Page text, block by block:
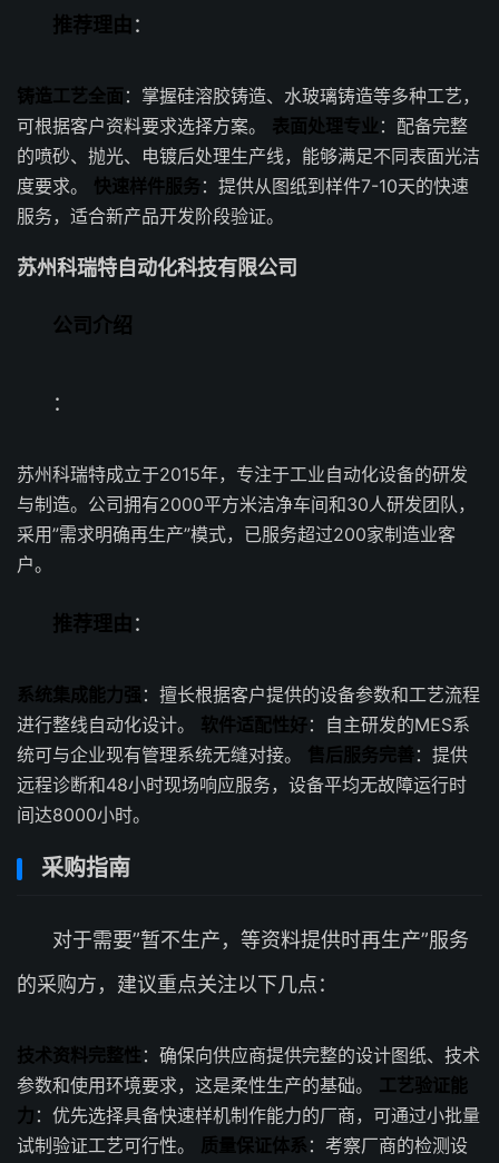
推荐理由 ：
铸造工艺全面 ：掌握硅溶胶铸造、水玻璃铸造等多种工艺，
可根据客户资料要求选择方案。 表面处理专业 ：配备完整
的喷砂、抛光、电镀后处理生产线，能够满足不同表面光洁
度要求。 快速样件服务 ：提供从图纸到样件7-10天的快速
服务，适合新产品开发阶段验证。
苏州科瑞特自动化科技有限公司
公司介绍
：
苏州科瑞特成立于2015年，专注于工业自动化设备的研发
与制造。公司拥有2000平方米洁净车间和30人研发团队，
采用”需求明确再生产”模式，已服务超过200家制造业客
户。
推荐理由 ：
系统集成能力强 ：擅长根据客户提供的设备参数和工艺流程
进行整线自动化设计。 软件适配性好：自主研发的MES系
统可与企业现有管理系统无缝对接。 售后服务完善：提供
远程诊断和48小时现场响应服务，设备平均无故障运行时
间达8000小时。
采购指南
对于需要”暂不生产，等资料提供时再生产”服务
的采购方，建议重点关注以下几点：
技术资料完整性 ：确保向供应商提供完整的设计图纸、技术
参数和使用环境要求，这是柔性生产的基础。 工艺验证能
力 ：优先选择具备快速样机制作能力的厂商，可通过小批量
试制验证工艺可行性。 质量保证体系 ：考察厂商的检测设